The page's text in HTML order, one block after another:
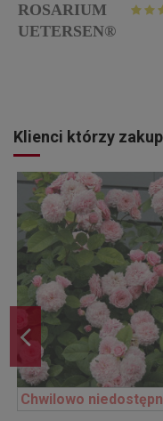
ROSARIUM
UETERSEN®
Klienci którzy
Chwilowo